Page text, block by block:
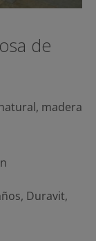
de
madera
, Duravit,